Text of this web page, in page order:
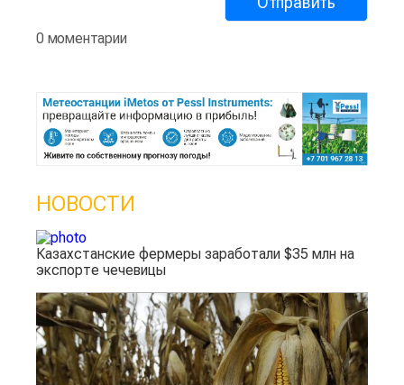
0 моментарии
НОВОСТИ
Казахстанские фермеры заработали $35 млн на
экспорте чечевицы